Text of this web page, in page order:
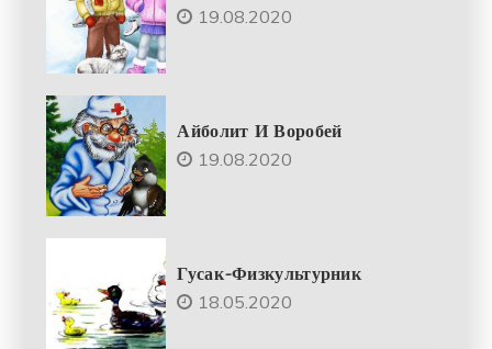
19.08.2020
Айболит И Воробей
19.08.2020
Гусак-Физкультурник
18.05.2020